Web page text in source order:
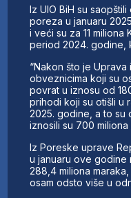
Iz UIO BiH su
poreza u januaru
i veći su za 11 miliona
period 2024. godine,
“Nakon što je
obveznicima koji su
povrat u iznosu od
prihodi koji su otišli u
2025. godine, a to su
iznosili su 700 miliona
Iz Poreske uprave
u januaru ove godine
288,4 miliona
osam odsto više u